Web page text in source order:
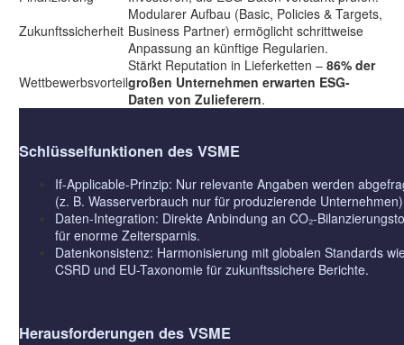
Zukunftssicherheit
Modularer Aufbau (Basic, Policies & Targets,
Business Partner) ermöglicht schrittweise
Anpassung an künftige Regularien.
Wettbewerbsvorteil
Stärkt Reputation in Lieferketten – 86% der
großen Unternehmen erwarten ESG-
Daten von Zulieferern.
Schlüsselfunktionen des VSME
If-Applicable-Prinzip: Nur relevante Angaben werden
(z. B. Wasserverbrauch nur für produzierende
Daten-Integration: Direkte Anbindung an CO₂-
für enorme Zeitersparnis.
Datenkonsistenz: Harmonisierung mit globalen Standards
CSRD und EU-Taxonomie für zukunftssichere Berichte.
Herausforderungen des VSME